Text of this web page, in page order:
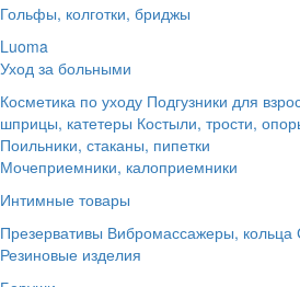
Гольфы, колготки, бриджы
Luoma
Уход за больными
Косметика по уходу Подгузники для
шприцы, катетеры Костыли, трости,
Поильники, стаканы, пипетки
Мочеприемники, калоприемники
Интимные товары
Презервативы Вибромассажеры, кольца
Резиновые изделия